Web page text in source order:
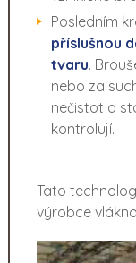
Posledním
příslušnou
tvaru.
nebo za
nečistot a
kontrolují.
Tato
výrobce